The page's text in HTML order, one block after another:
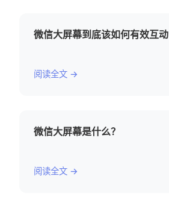
微信大屏幕到底该如何有效互动
阅读全文 →
微信大屏幕是什么？
阅读全文 →